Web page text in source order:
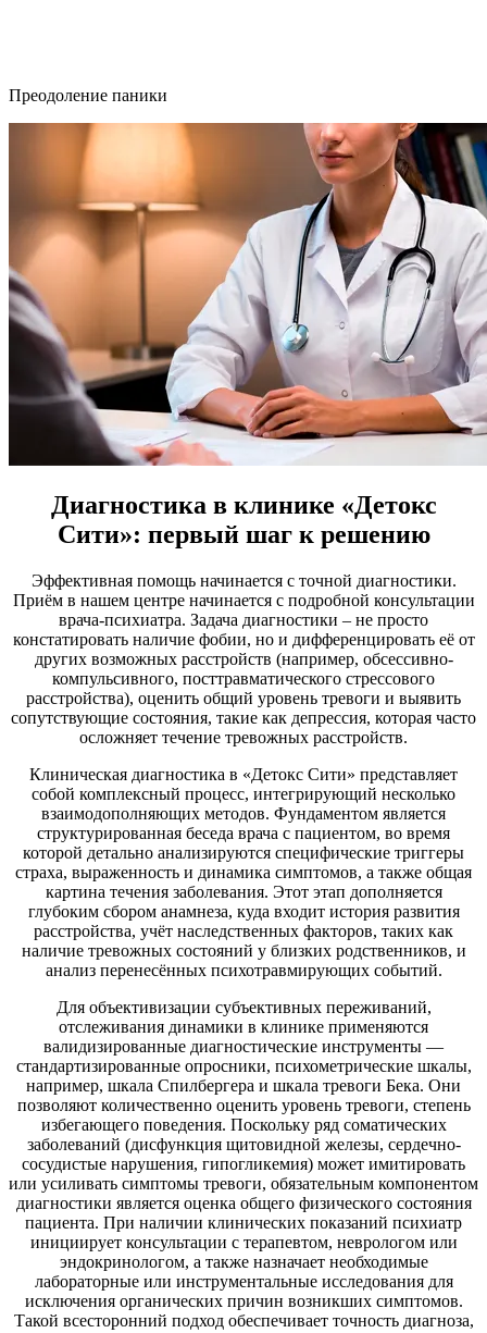
Преодоление паники
Диагностика в клинике «Детокс
Сити»: первый шаг к решению
Эффективная помощь начинается с точной диагностики.
Приём в нашем центре начинается с подробной консультации
врача-психиатра. Задача диагностики – не просто
констатировать наличие фобии, но и дифференцировать её от
других возможных расстройств (например, обсессивно-
компульсивного, посттравматического стрессового
расстройства), оценить общий уровень тревоги и выявить
сопутствующие состояния, такие как депрессия, которая часто
осложняет течение тревожных расстройств.
Клиническая диагностика в «Детокс Сити» представляет
собой комплексный процесс, интегрирующий несколько
взаимодополняющих методов. Фундаментом является
структурированная беседа врача с пациентом, во время
которой детально анализируются специфические триггеры
страха, выраженность и динамика симптомов, а также общая
картина течения заболевания. Этот этап дополняется
глубоким сбором анамнеза, куда входит история развития
расстройства, учёт наследственных факторов, таких как
наличие тревожных состояний у близких родственников, и
анализ перенесённых психотравмирующих событий.
Для объективизации субъективных переживаний,
отслеживания динамики в клинике применяются
валидизированные диагностические инструменты —
стандартизированные опросники, психометрические шкалы,
например, шкала Спилбергера и шкала тревоги Бека. Они
позволяют количественно оценить уровень тревоги, степень
избегающего поведения. Поскольку ряд соматических
заболеваний (дисфункция щитовидной железы, сердечно-
сосудистые нарушения, гипогликемия) может имитировать
или усиливать симптомы тревоги, обязательным компонентом
диагностики является оценка общего физического состояния
пациента. При наличии клинических показаний психиатр
инициирует консультации с терапевтом, неврологом или
эндокринологом, а также назначает необходимые
лабораторные или инструментальные исследования для
исключения органических причин возникших симптомов.
Такой всесторонний подход обеспечивает точность диагноза,